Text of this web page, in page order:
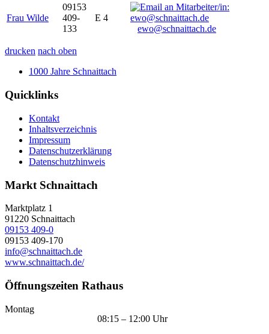
Frau Wilde
09153
409-
133
E 4
ewo@schnaittach.de
drucken nach oben
1000 Jahre Schnaittach
Quicklinks
Kontakt
Inhaltsverzeichnis
Impressum
Datenschutzerklärung
Datenschutzhinweis
Markt Schnaittach
Marktplatz 1
91220 Schnaittach
09153 409-0
09153 409-170
info@schnaittach.de
www.schnaittach.de/
Öffnungszeiten Rathaus
Montag
08:15 – 12:00 Uhr